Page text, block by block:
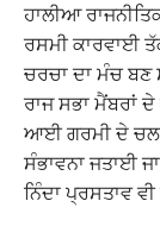
ਹਾਲੀਆ
ਰਸਮੀ ਕਾਰਵਾਈ
ਚਰਚਾ ਦਾ ਮੰਚ
ਰਾਜ ਸਭਾ ਮੈਂਬਰਾਂ
ਆਈ ਗਰਮੀ ਦੇ ਚਲਦੇ
ਸੰਭਾਵਨਾ ਜਤਾਈ
ਨਿੰਦਾ ਪ੍ਰਸਤਾਵ